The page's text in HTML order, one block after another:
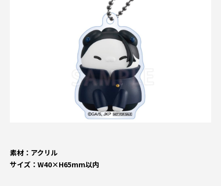
素材：アクリル
サイズ：W40×H65mm以内